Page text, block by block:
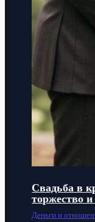
Свадьба в
торжество
Деньги и